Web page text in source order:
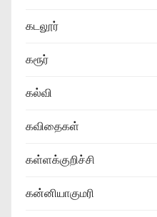
கடலூர்
கரூர்
கல்வி
கவிதைகள்
கள்ளக்குறிச்சி
கன்னியாகுமரி